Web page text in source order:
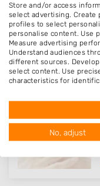
Store and/or access
select advertising. Create
profiles to select
personalise content. Use
Measure advertising
Understand audiences
different sources.
select content. Use
characteristics for
USA.
Your consent and the
View Partner List
We use your data for the
IAB processing
No, adjust